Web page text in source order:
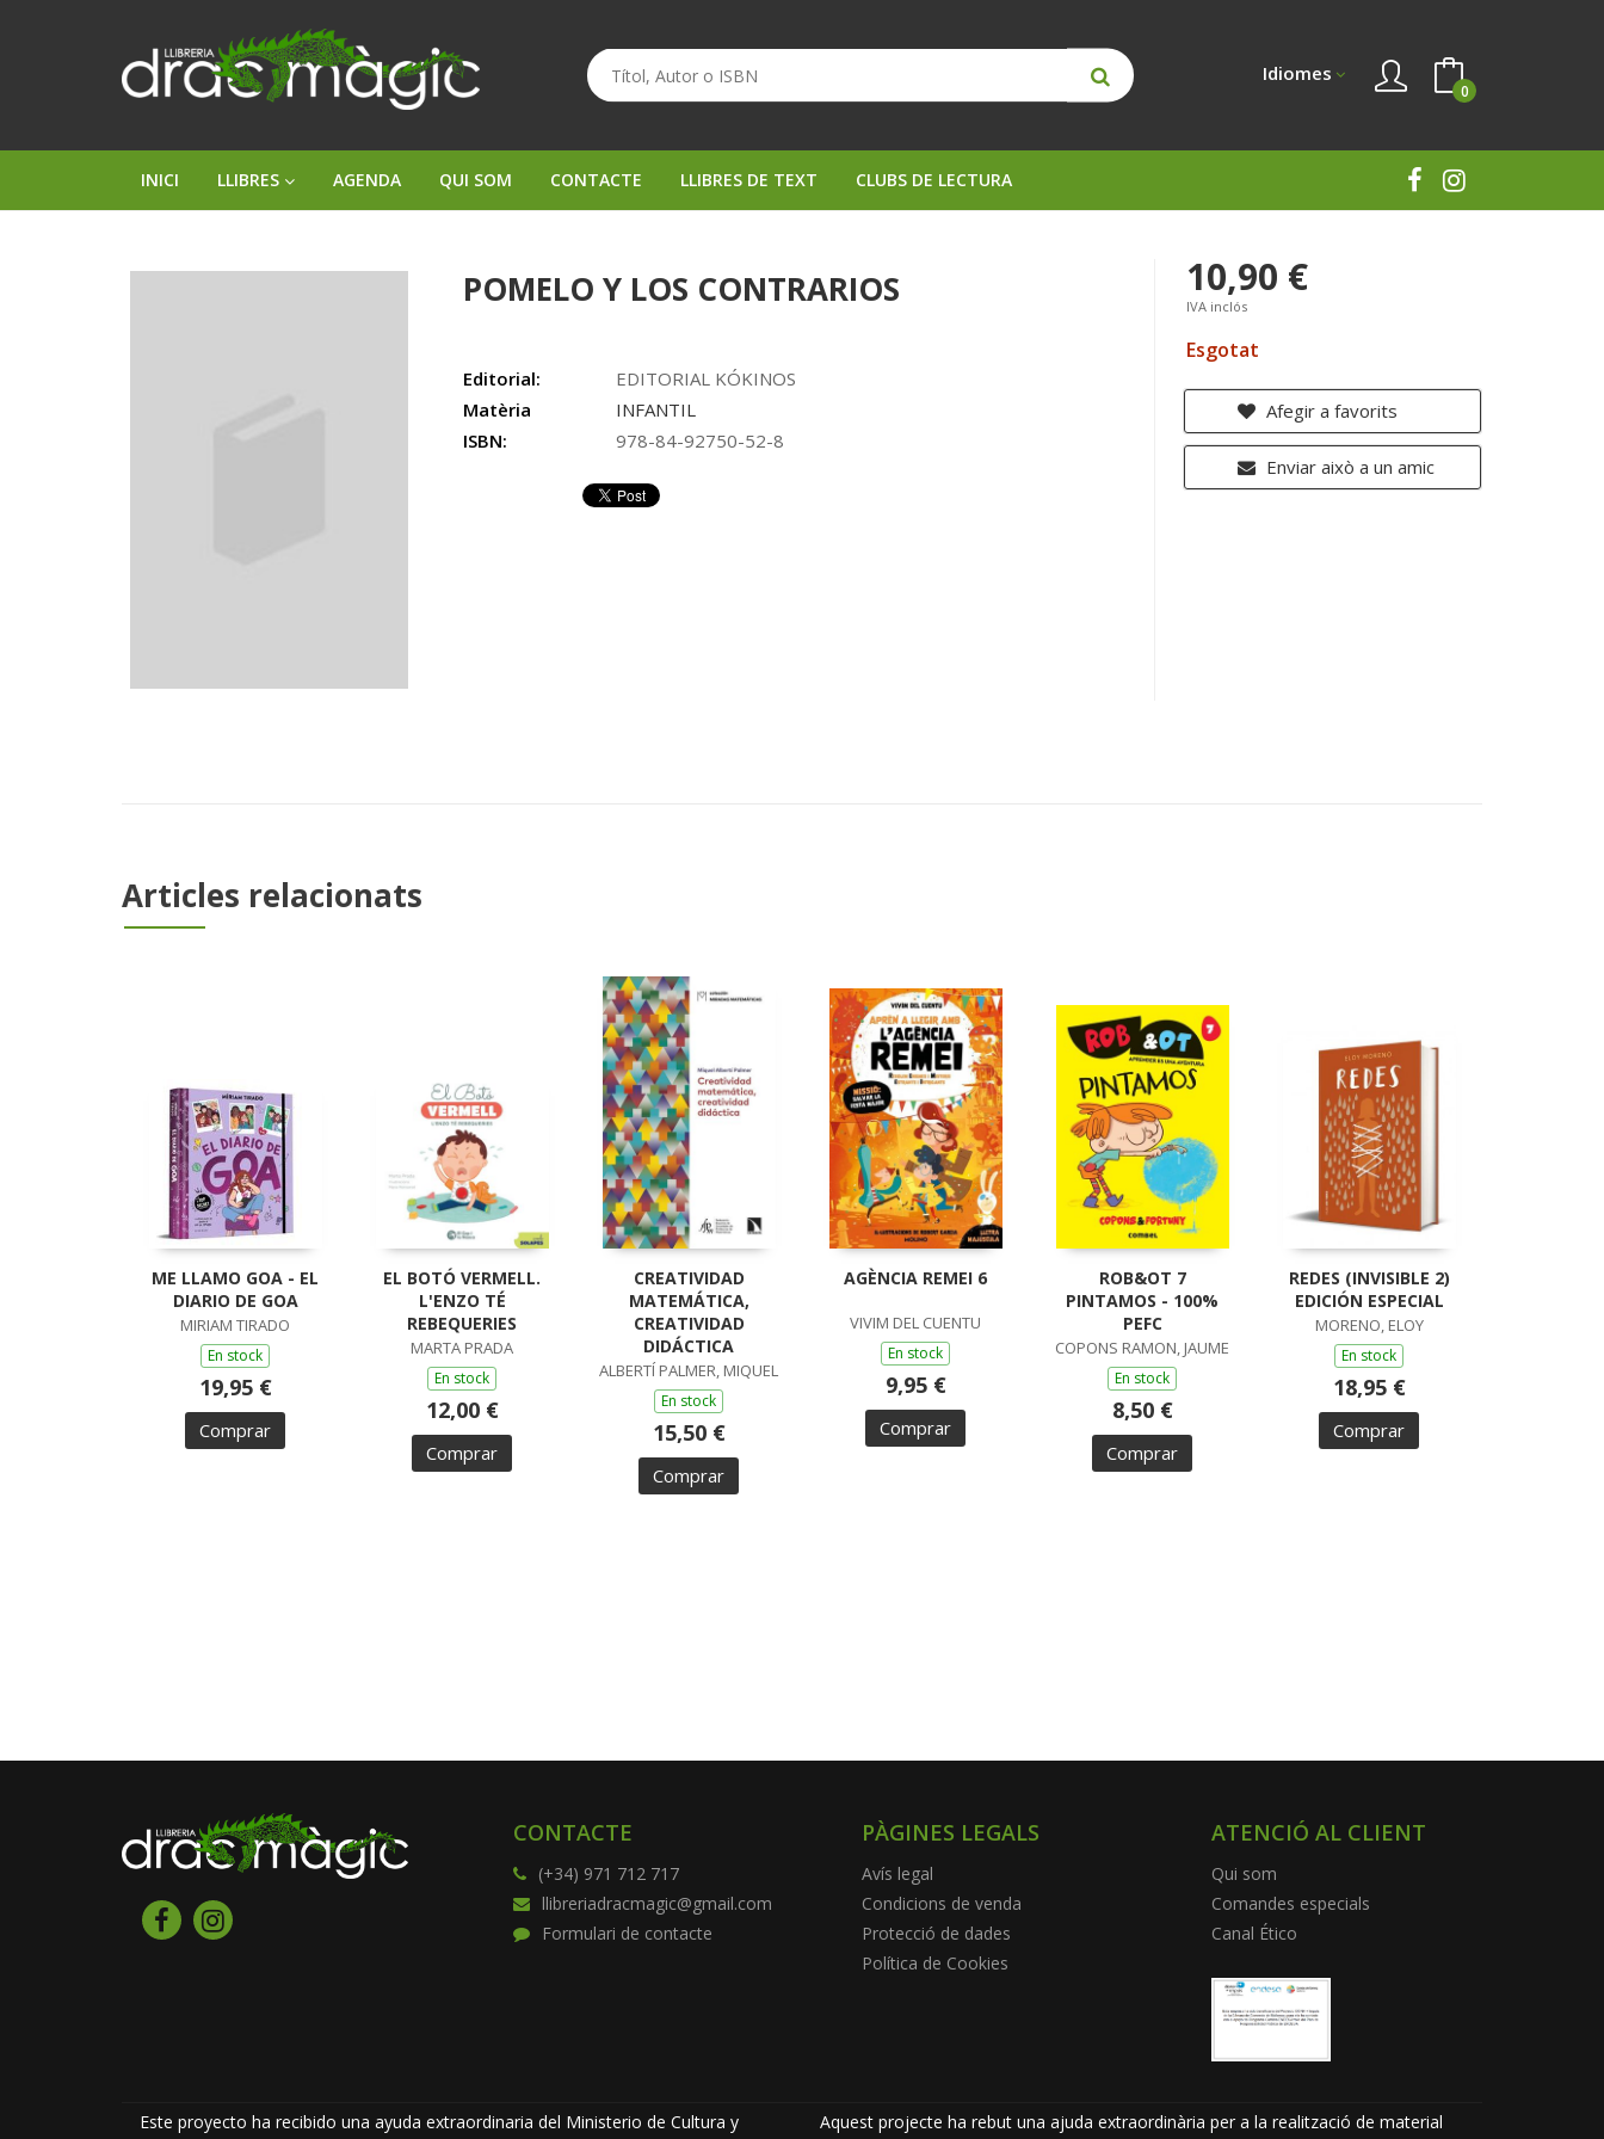
Idiomes
0
INICI LLIBRES AGENDA QUI SOM CONTACTE LLIBRES DE TEXT CLUBS DE LECTURA
POMELO Y LOS CONTRARIOS
Editorial:
EDITORIAL KÓKINOS
Matèria
INFANTIL
ISBN:
978-84-92750-52-8
10,90 €
IVA inclós
Esgotat
Afegir a favorits
Enviar això a un amic
Articles relacionats
ME LLAMO GOA - EL
DIARIO DE GOA
MIRIAM TIRADO
En stock
19,95 €
Comprar
EL BOTÓ VERMELL.
L'ENZO TÉ
REBEQUERIES
MARTA PRADA
En stock
12,00 €
Comprar
CREATIVIDAD
MATEMÁTICA,
CREATIVIDAD
DIDÁCTICA
ALBERTÍ PALMER, MIQUEL
En stock
15,50 €
Comprar
AGÈNCIA REMEI 6
VIVIM DEL CUENTU
En stock
9,95 €
Comprar
ROB&OT 7
PINTAMOS - 100%
PEFC
COPONS RAMON, JAUME
En stock
8,50 €
Comprar
REDES (INVISIBLE 2)
EDICIÓN ESPECIAL
MORENO, ELOY
En stock
18,95 €
Comprar
CONTACTE
(+34) 971 712 717
llibreriadracmagic@gmail.com
Formulari de contacte
PÀGINES LEGALS
Avís legal
Condicions de venda
Protecció de dades
Política de Cookies
ATENCIÓ AL CLIENT
Qui som
Comandes especials
Canal Ético
Este proyecto ha recibido una ayuda extraordinaria del Ministerio de Cultura y
Aquest projecte ha rebut una ajuda extraordinària per a la realització de material